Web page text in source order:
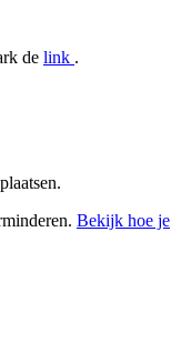
de link .
Bekijk hoe je